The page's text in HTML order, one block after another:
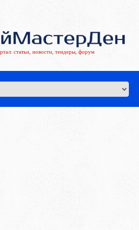
статьи, новости, тендеры, форум